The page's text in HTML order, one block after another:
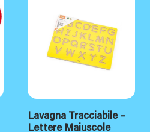
Lavagna Tracciabile –
Lettere Maiuscole